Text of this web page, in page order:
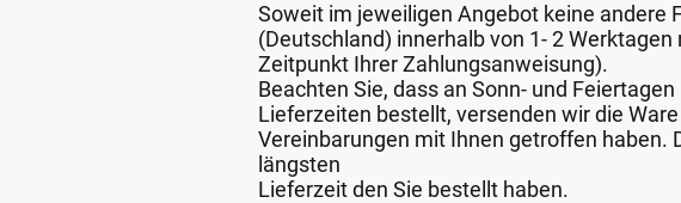
Soweit im jeweiligen Angebot keine andere
(Deutschland) innerhalb von 1- 2
Zeitpunkt Ihrer Zahlungsanweisung).
Beachten Sie, dass an Sonn- und
Lieferzeiten bestellt, versenden wir die
Vereinbarungen mit Ihnen getroffen haben.
längsten
Lieferzeit den Sie bestellt haben.